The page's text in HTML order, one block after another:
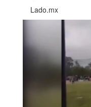
Lado.mx